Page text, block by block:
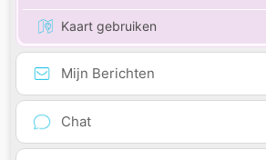
Kaart gebruiken
Mijn Berichten
Chat